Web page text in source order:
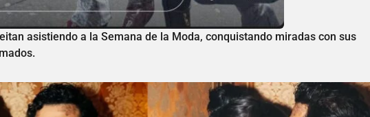
asistiendo a la Semana de la Moda, conquistando miradas con sus